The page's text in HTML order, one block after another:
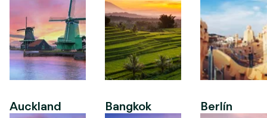
Auckland Bangkok Berlín